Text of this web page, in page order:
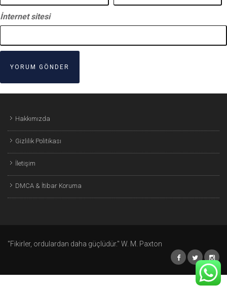
İnternet sitesi
Hakkımızda
Gizlilik Politikası
İletişim
DMCA & İtibar Koruma
"Fikirler, ordulardan daha güçlüdür." W. M. Paxton